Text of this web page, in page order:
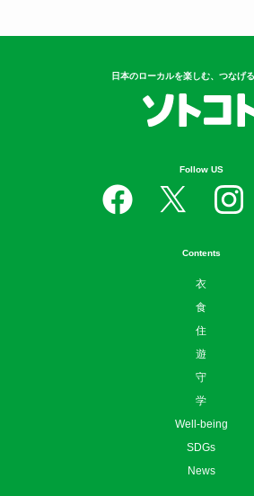
日本のローカルを楽しむ、つなげる
Follow US
Contents
衣
食
住
遊
守
学
Well-being
SDGs
News